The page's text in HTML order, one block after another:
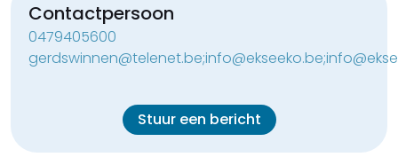
Contactpersoon
0479405600
Stuur een bericht